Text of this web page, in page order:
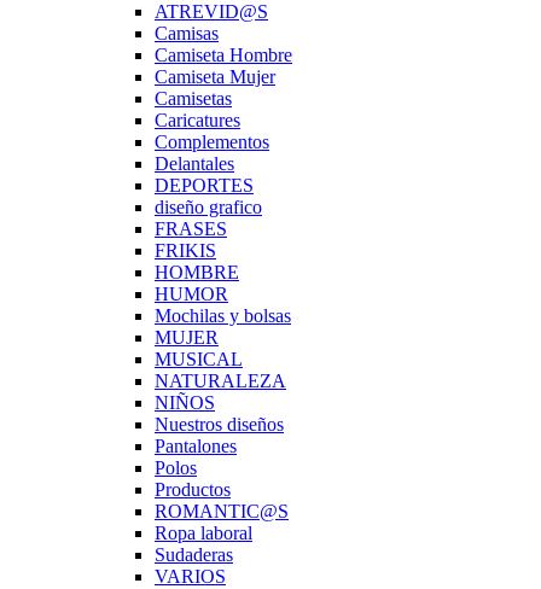
ATREVID@S
Camisas
Camiseta Hombre
Camiseta Mujer
Camisetas
Caricatures
Complementos
Delantales
DEPORTES
diseño grafico
FRASES
FRIKIS
HOMBRE
HUMOR
Mochilas y bolsas
MUJER
MUSICAL
NATURALEZA
NIÑOS
Nuestros diseños
Pantalones
Polos
Productos
ROMANTIC@S
Ropa laboral
Sudaderas
VARIOS